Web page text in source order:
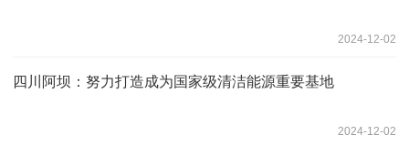
2024-12-02
四川阿坝：努力打造成为国家级清洁能源重要基地
2024-12-02